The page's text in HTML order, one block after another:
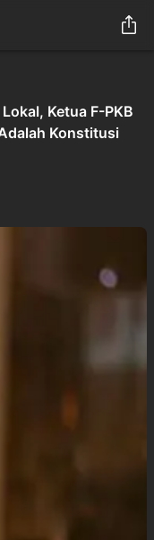
Ketua F-PKB
Konstitusi